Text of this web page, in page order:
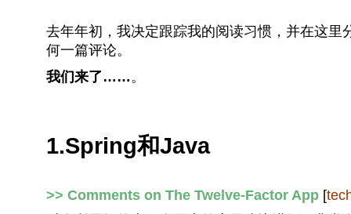
去年年初，我决定跟踪我的阅读习惯，并在这
何一篇评论。
我们来了……。
1.Spring和Java
>> Comments on The Twelve-Factor App[